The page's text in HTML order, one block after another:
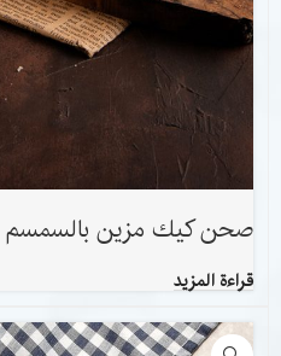
صحن كيك مزين بالسمسم 65 جرام
قراءة المزيد